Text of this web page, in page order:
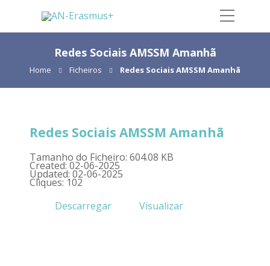
Redes Sociais AMSSM Amanhã
Home Ficheiros Redes Sociais AMSSM Amanhã
Redes Sociais AMSSM Amanhã
Tamanho do Ficheiro: 604.08 KB
Created: 02-06-2025
Updated: 02-06-2025
Cliques: 102
Descarregar
Visualizar